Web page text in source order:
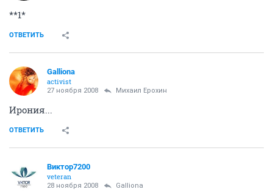
**1*
ОТВЕТИТЬ
Galliona
activist
27 ноября 2008 Михаил Ерохин
Ирония...
ОТВЕТИТЬ
Виктор7200
veteran
28 ноября 2008 Galliona